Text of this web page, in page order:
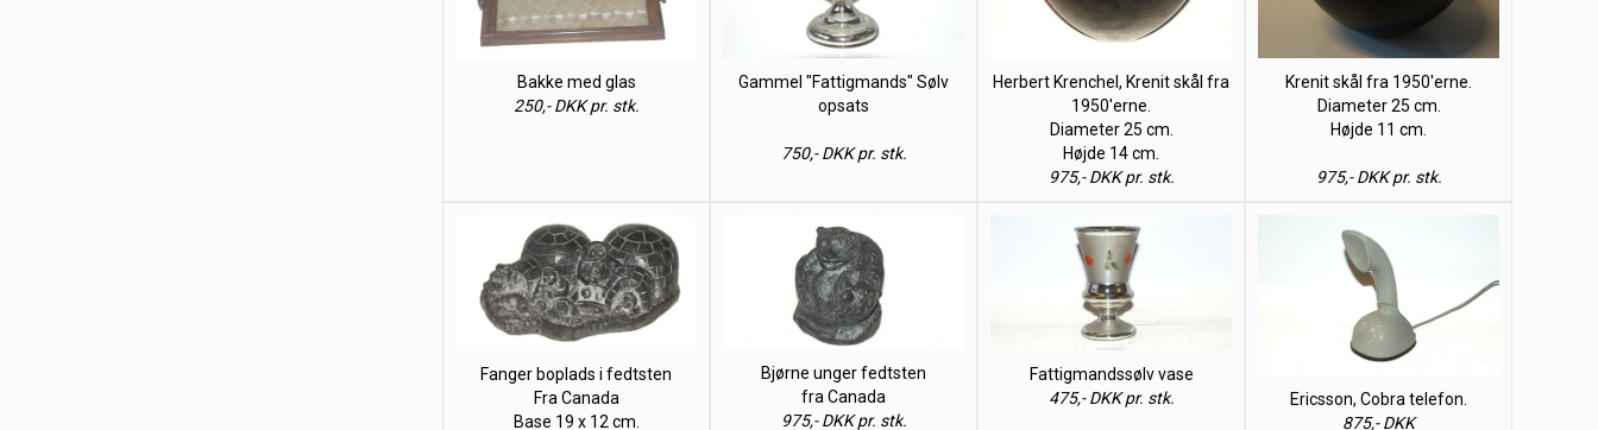
Bakke med glas
250,- DKK pr. stk.
Gammel "Fattigmands" Sølv
opsats
750,- DKK pr. stk.
Herbert Krenchel, Krenit skål fra
1950'erne.
Diameter 25 cm.
Højde 14 cm.
975,- DKK pr. stk.
Krenit skål fra 1950'erne.
Diameter 25 cm.
Højde 11 cm.
975,- DKK pr. stk.
Fanger boplads i fedtsten
Fra Canada
Base 19 x 12 cm.
Bjørne unger fedtsten
fra Canada
975,- DKK pr. stk.
Fattigmandssølv vase
475,- DKK pr. stk.
Ericsson, Cobra telefon.
875,- DKK